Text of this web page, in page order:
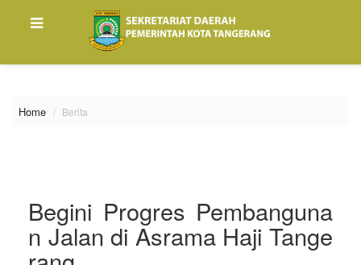
Home Berita
Begini Progres Pembanguna
n Jalan di Asrama Haji Tange